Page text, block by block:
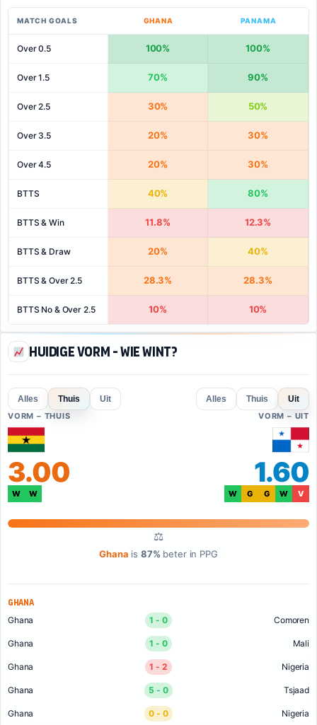
MATCH GOALS GHANA PANAMA
Over 0.5 100% 100%
Over 1.5 70% 90%
Over 2.5 30% 50%
Over 3.5 20% 30%
Over 4.5 20% 30%
BTTS 40% 80%
BTTS & Win 11.8% 12.3%
BTTS & Draw 20% 40%
BTTS & Over 2.5 28.3% 28.3%
BTTS No & Over 2.5 10% 10%
Huidige vorm - Wie wint?
Alles Thuis
Uit
VORM – THUIS
3.00
W W
⚖
Ghana is 87% beter in PPG
Alles Thuis
Uit
VORM – UIT
1.60
W G G W V
Ghana
Ghana 1 - 0 Comoren
Ghana 1 - 0 Mali
Ghana 1 - 2 Nigeria
Ghana 5 - 0 Tsjaad
Ghana 0 - 0 Nigeria